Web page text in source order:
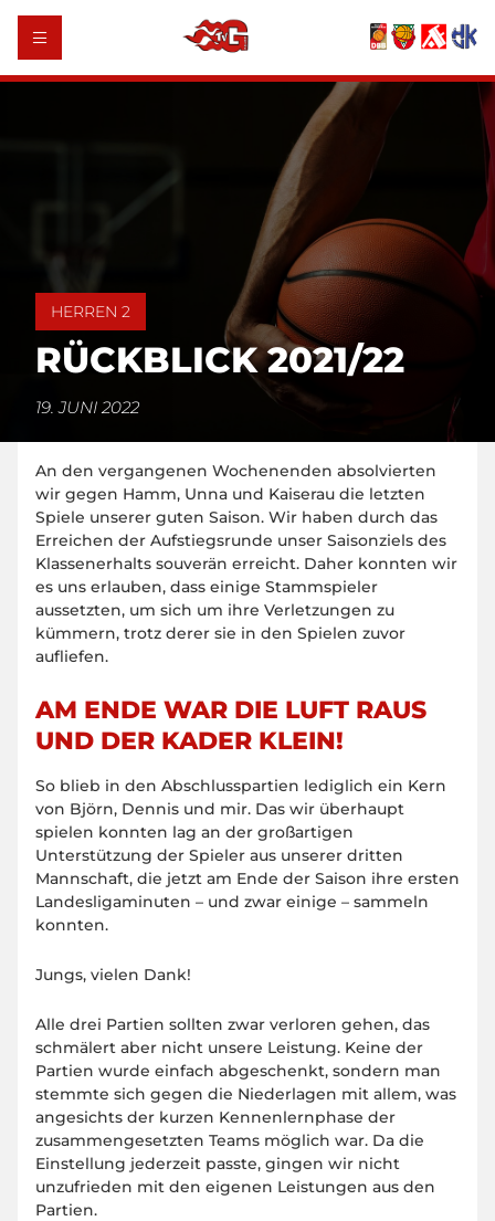
HERREN 2
RÜCKBLICK 2021/22
19. JUNI 2022
An den vergangenen Wochenenden absolvierten
wir gegen Hamm, Unna und Kaiserau die letzten
Spiele unserer guten Saison. Wir haben durch das
Erreichen der Aufstiegsrunde unser Saisonziels des
Klassenerhalts souverän erreicht. Daher konnten wir
es uns erlauben, dass einige Stammspieler
aussetzten, um sich um ihre Verletzungen zu
kümmern, trotz derer sie in den Spielen zuvor
aufliefen.
AM ENDE WAR DIE LUFT RAUS
UND DER KADER KLEIN!
So blieb in den Abschlusspartien lediglich ein Kern
von Björn, Dennis und mir. Das wir überhaupt
spielen konnten lag an der großartigen
Unterstützung der Spieler aus unserer dritten
Mannschaft, die jetzt am Ende der Saison ihre ersten
Landesligaminuten – und zwar einige – sammeln
konnten.
Jungs, vielen Dank!
Alle drei Partien sollten zwar verloren gehen, das
schmälert aber nicht unsere Leistung. Keine der
Partien wurde einfach abgeschenkt, sondern man
stemmte sich gegen die Niederlagen mit allem, was
angesichts der kurzen Kennenlernphase der
zusammengesetzten Teams möglich war. Da die
Einstellung jederzeit passte, gingen wir nicht
unzufrieden mit den eigenen Leistungen aus den
Partien.